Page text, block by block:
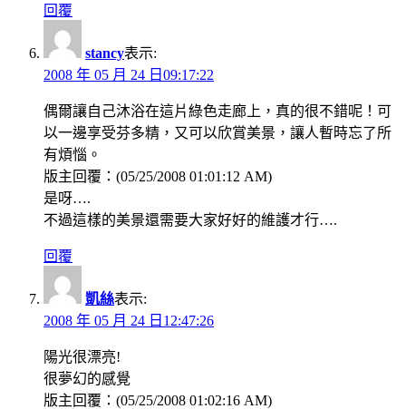
回覆
stancy表示:
2008 年 05 月 24 日09:17:22
偶爾讓自己沐浴在這片綠色走廊上，真的很不錯呢！可
以一邊享受芬多精，又可以欣賞美景，讓人暫時忘了所
有煩惱。
版主回覆：(05/25/2008 01:01:12 AM)
是呀….
不過這樣的美景還需要大家好好的維護才行….
回覆
凱絲表示:
2008 年 05 月 24 日12:47:26
陽光很漂亮!
很夢幻的感覺
版主回覆：(05/25/2008 01:02:16 AM)